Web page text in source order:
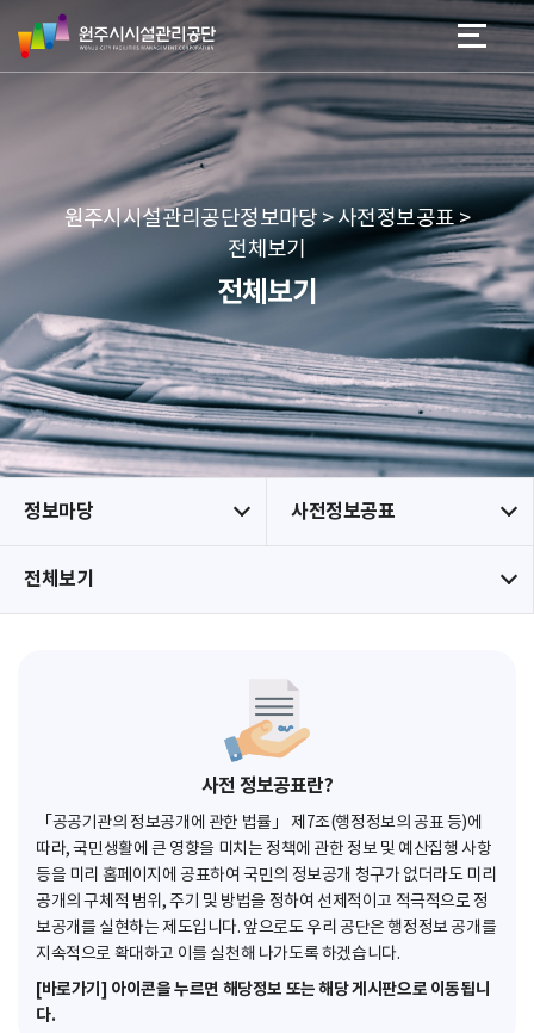
네
본문 바로가기
메뉴 바로가기
원
주
시
리
공
단
원주시시설관리공단정보마당 > 사전정보공표 >
전체보기
전체보기
정보마당 사전정보공표
전체보기
사전 정보공표란?
「공공기관의 정보공개에 관한 법률」 제7조(행정정보의 공표 등)에
따라, 국민생활에 큰 영향을 미치는 정책에 관한 정보 및 예산집행 사항
등을 미리 홈페이지에 공표하여 국민의 정보공개 청구가 없더라도 미리
공개의 구체적 범위, 주기 및 방법을 정하여 선제적이고 적극적으로 정
보공개를 실현하는 제도입니다. 앞으로도 우리 공단은 행정정보 공개를
지속적으로 확대하고 이를 실천해 나가도록 하겠습니다.
[바로가기] 아이콘을 누르면 해당정보 또는 해당 게시판으로 이동됩니
다.